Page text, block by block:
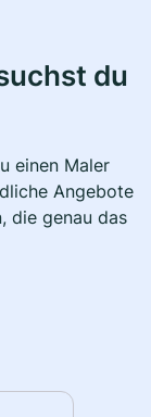
du
einen Maler
Angebote
die genau das